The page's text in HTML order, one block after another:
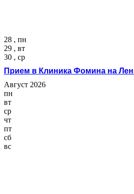
28 , пн
29 , вт
30 , ср
Прием в Клиника Фомина на
Август 2026
пн
вт
ср
чт
пт
сб
вс